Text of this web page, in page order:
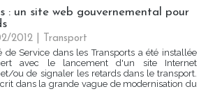
: un site web gouvernemental pour
2012
Transport
de Service dans les Transports a été installée
avec le lancement d'un site Internet
ou de signaler les retards dans le transport.
dans la grande vague de modernisation du